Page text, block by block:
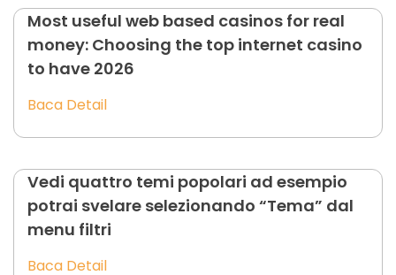
Most useful web based casinos for real
money: Choosing the top internet casino
to have 2026
Baca Detail
Vedi quattro temi popolari ad esempio
potrai svelare selezionando “Tema” dal
menu filtri
Baca Detail